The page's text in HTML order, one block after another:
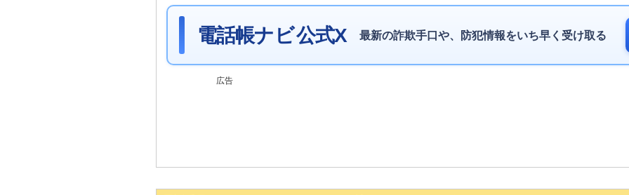
電話帳ナビ 公式X 最新の詐欺手口や、防犯情報をいち早く受け取る
広告